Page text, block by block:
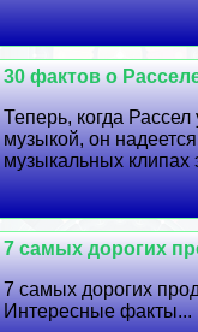
30 фактов о
Теперь, когда Рассел
музыкой, он
музыкальных клипах
7 самых дорогих
7 самых дорогих
Интересные факты...